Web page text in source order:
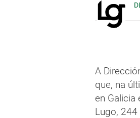
A
que, na
en Galicia
Lugo, 244